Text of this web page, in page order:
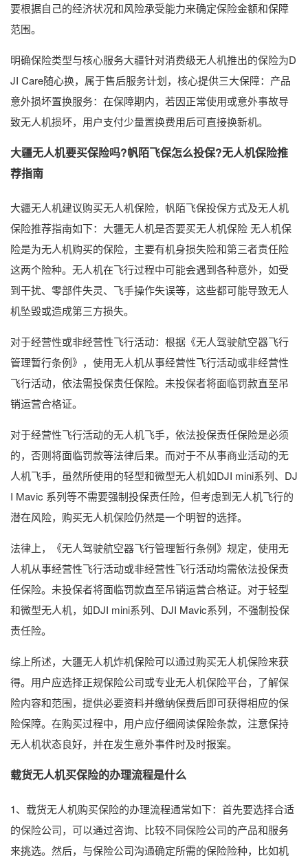
要根据自己的经济状况和风险承受能力来确定保险金额和保障
范围。
明确保险类型与核心服务大疆针对消费级无人机推出的保险为D
JI Care随心换，属于售后服务计划，核心提供三大保障：产品
意外损坏置换服务：在保障期内，若因正常使用或意外事故导
致无人机损坏，用户支付少量置换费用后可直接换新机。
大疆无人机要买保险吗?帆陌飞保怎么投保?无人机保险推
荐指南
大疆无人机建议购买无人机保险，帆陌飞保投保方式及无人机
保险推荐指南如下：大疆无人机是否要买无人机保险 无人机保
险是为无人机购买的保险，主要有机身损失险和第三者责任险
这两个险种。无人机在飞行过程中可能会遇到各种意外，如受
到干扰、零部件失灵、飞手操作失误等，这些都可能导致无人
机坠毁或造成第三方损失。
对于经营性或非经营性飞行活动：根据《无人驾驶航空器飞行
管理暂行条例》，使用无人机从事经营性飞行活动或非经营性
飞行活动，依法需投保责任保险。未投保者将面临罚款直至吊
销运营合格证。
对于经营性飞行活动的无人机飞手，依法投保责任保险是必须
的，否则将面临罚款等法律后果。而对于不从事商业活动的无
人机飞手，虽然所使用的轻型和微型无人机如DJI mini系列、DJ
I Mavic 系列等不需要强制投保责任险，但考虑到无人机飞行的
潜在风险，购买无人机保险仍然是一个明智的选择。
法律上，《无人驾驶航空器飞行管理暂行条例》规定，使用无
人机从事经营性飞行活动或非经营性飞行活动均需依法投保责
任保险。未投保者将面临罚款直至吊销运营合格证。对于轻型
和微型无人机，如DJI mini系列、DJI Mavic系列，不强制投保
责任险。
综上所述，大疆无人机炸机保险可以通过购买无人机保险来获
得。用户应选择正规保险公司或专业无人机保险平台，了解保
险内容和范围，提供必要资料并缴纳保费后即可获得相应的保
险保障。在购买过程中，用户应仔细阅读保险条款，注意保持
无人机状态良好，并在发生意外事件时及时报案。
载货无人机买保险的办理流程是什么
1、载货无人机购买保险的办理流程通常如下：首先要选择合适
的保险公司，可以通过咨询、比较不同保险公司的产品和服务
来挑选。然后，与保险公司沟通确定所需的保险险种，比如机